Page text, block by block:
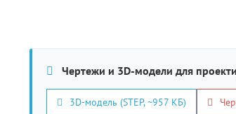
Чертежи и 3D-модели для
3D-модель (STEP, ~957 КБ)